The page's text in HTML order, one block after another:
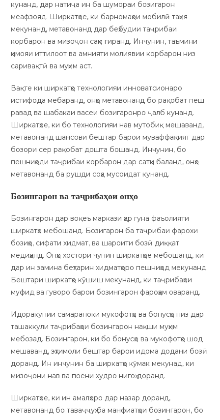
кунанд, дар натиҷа ин ба шумораи бозигарон
меафзояд. Ширкатҳое, ки барномаҳои мобилӣ таҳия
мекунанд, метавонанд дар беҳбудии таҷрибаи
корбарон ва мизоҷон саҳм гиранд. Инчунин, таъмини
ҳимояи иттилоот ва амнияти молиявии корбарон низ
саривақтӣ ва муҳим аст.
Вақте ки ширкатҳо технологияи инноватсионаро
истифода мебаранд, онҳо метавонанд бо рақобат пеш
равад ва шабакаи васеи бозигаронро ҷалб кунанд.
Ширкатҳое, ки бо технологияи нав мутобиқ мешаванд,
метавонанд шансови бештар барои муваффақият дар
бозори сер рақобат дошта бошанд. Инчунин, бо
пешниҳоди таҷрибаи корбарон дар сатҳи баланд, онҳо
метавонанд ба рушди соҳа мусоидат кунанд.
Бозингарон ва таҷрибаҳои онҳо
Бозингарон дар воқеъ маркази ҳар гуна фаъолияти
ширкатҳо мебошанд. Бозигарон ба таҷрибаи фарохи
бозиҳо, сифати хидмат, ва шароити бозӣ диққат
медиҳанд. Онҳо хостори чунин ширкатҳое мебошанд, ки
дар ин замина беҳтарин хидматҳоро пешниҳод мекунанд.
Бештари ширкатҳо кӯшиш мекунанд, ки таҷрибаҳои
муфид ва гуворо барои бозингарон фароҳам оваранд.
Идоракунии самараноки мукофотҳо ва бонусҳо низ дар
ташаккули таҷрибаҳои бозингарон нақши муҳим
мебозад. Бозингарон, ки бо бонусҳо ва мукофотҳо шод
мешаванд, эҳтимоли бештар барои идома додани бозӣ
доранд. Ин инчунин ба ширкатҳо кӯмак мекунад, ки
мизоҷони нав ва поёни худро нигоҳ доранд.
Ширкатҳое, ки ин амалҳоро дар назар доранд,
метавонанд бо таваҷҷуҳ ба манфиатҳои бозингарон, бо